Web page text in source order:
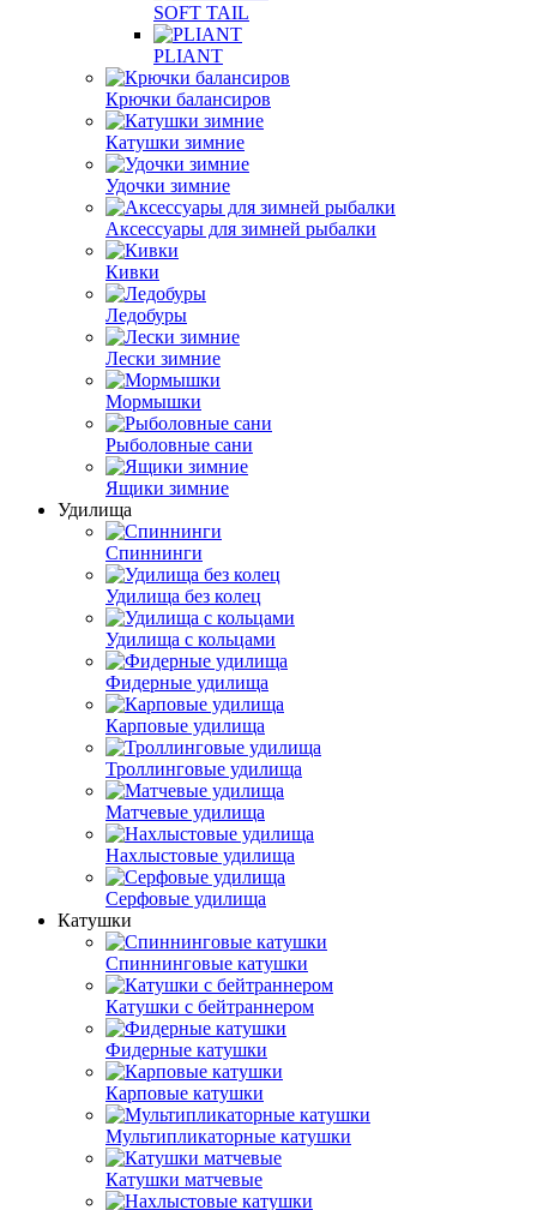
SOFT TAIL
PLIANT
Крючки балансиров
Катушки зимние
Удочки зимние
Аксессуары для зимней рыбалки
Кивки
Ледобуры
Лески зимние
Мормышки
Рыболовные сани
Ящики зимние
Удилища
Спиннинги
Удилища без колец
Удилища с кольцами
Фидерные удилища
Карповые удилища
Троллинговые удилища
Матчевые удилища
Нахлыстовые удилища
Серфовые удилища
Катушки
Спиннинговые катушки
Катушки с бейтраннером
Фидерные катушки
Карповые катушки
Мультипликаторные катушки
Катушки матчевые